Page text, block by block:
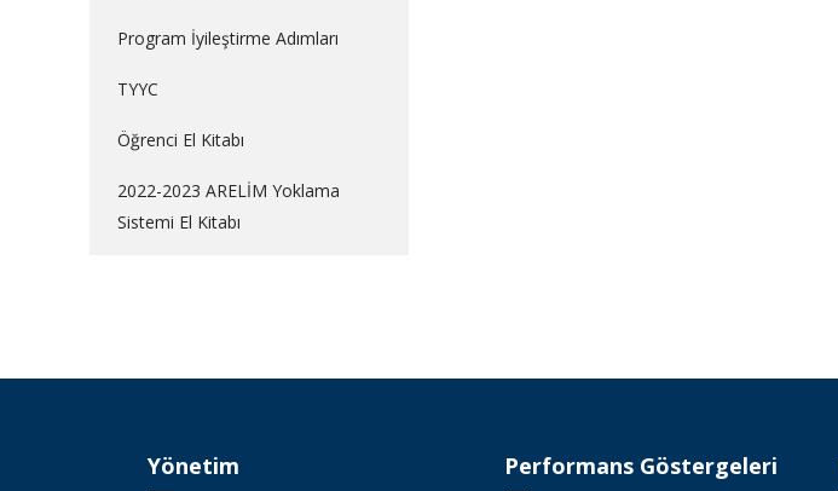
Program İyileştirme Adımları
TYYC
Öğrenci El Kitabı
2022-2023 ARELİM Yoklama
Sistemi El Kitabı
Yönetim Performans Göstergeleri